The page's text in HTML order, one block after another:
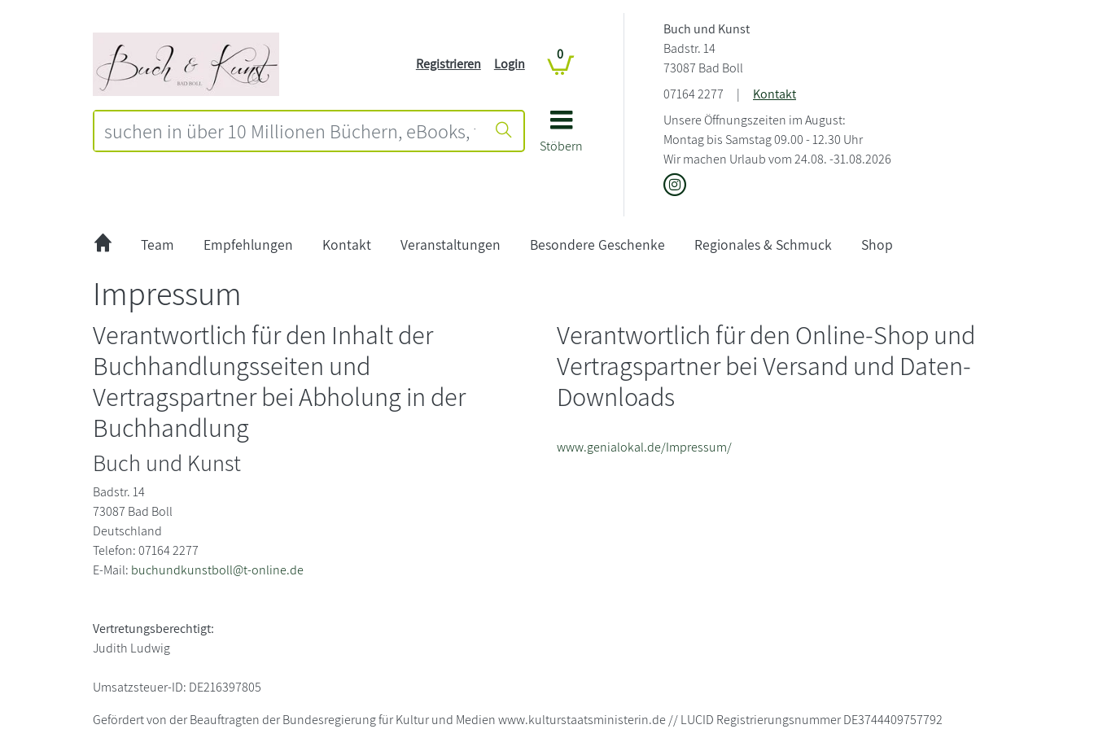
Stöbern
Registrieren Login
0
Buch und Kunst
Badstr. 14
73087 Bad Boll
07164 2277
|
Kontakt
Unsere Öffnungszeiten im August:
Montag bis Samstag 09.00 - 12.30 Uhr
Wir machen Urlaub vom 24.08. -31.08.2026
Team Empfehlungen Kontakt Veranstaltungen Besondere Geschenke Regionales & Schmuck Shop
Impressum
Verantwortlich für den Inhalt der
Buchhandlungsseiten und
Vertragspartner bei Abholung in der
Buchhandlung
Buch und Kunst
Badstr. 14
73087 Bad Boll
Deutschland
Telefon: 07164 2277
E-Mail: buchundkunstboll@t-online.de
Vertretungsberechtigt:
Judith Ludwig
Umsatzsteuer-ID: DE216397805
Verantwortlich für den Online-Shop und
Vertragspartner bei Versand und Daten-
Downloads
www.genialokal.de/Impressum/
Gefördert von der Beauftragten der Bundesregierung für Kultur und Medien www.kulturstaatsministerin.de // LUCID Registrierungsnummer DE3744409757792